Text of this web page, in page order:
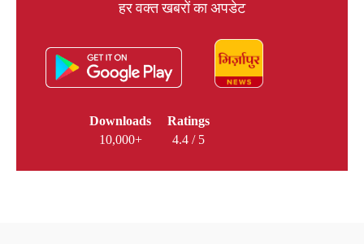
हर वक्त खबरों का अपडेट
Downloads
10,000+
Ratings
4.4 / 5